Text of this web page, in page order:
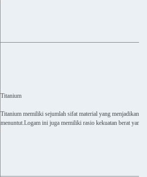
Titanium
Titanium memiliki sejumlah sifat material yang
menuntut.Logam ini juga memiliki rasio kekuatan berat yang